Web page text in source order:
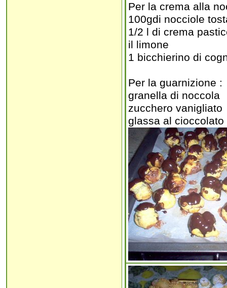
Per la crema alla
100gdi nocciole
1/2 l di crema
il limone
1 bicchierino di
Per la guarnizione :
granella di noccola
zucchero vanigliato
glassa al cioccolato